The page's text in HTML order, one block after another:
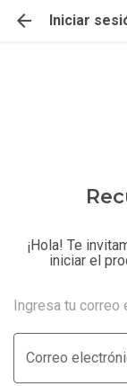
arrow_back Iniciar
¡Hola! Te
iniciar el
Ingresa tu correo
Correo